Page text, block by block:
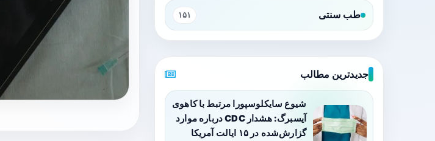
طب سنتی ۱۵۱
جدیدترین مطالب
شیوع سایکلوسپورا مرتبط با کاهوی
آیسبرگ: هشدار CDC درباره موارد
گزارش‌شده در ۱۵ ایالت آمریکا